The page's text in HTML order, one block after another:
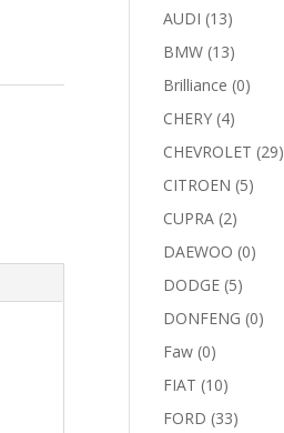
AUDI (13)
BMW (13)
Brilliance (0)
CHERY (4)
CHEVROLET (29)
CITROEN (5)
CUPRA (2)
DAEWOO (0)
DODGE (5)
DONFENG (0)
Faw (0)
FIAT (10)
FORD (33)